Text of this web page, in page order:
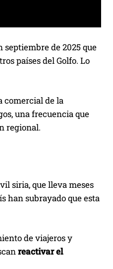
septiembre de 2025 que
países del Golfo. Lo
comercial de la
una frecuencia que
regional.
siria, que lleva meses
han subrayado que esta
de viajeros y
reactivar el